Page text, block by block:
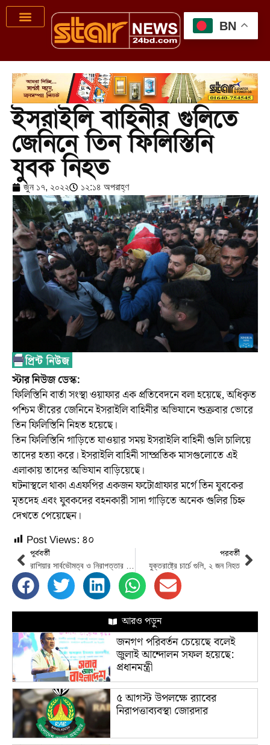
ইসরাইলি বাহিনীর গুলিতে
জেনিনে তিন ফিলিস্তিনি
যুবক নিহত
জুন ১৭, ২০২২ ১২:১৪ অপরাহ্ণ
স্টার নিউজ ডেস্ক:
ফিলিস্তিনি বার্তা সংস্থা ওয়াফার এক প্রতিবেদনে বলা হয়েছে, অধিকৃত
পশ্চিম তীরের জেনিনে ইসরাইলি বাহিনীর অভিযানে শুক্রবার ভোরে
তিন ফিলিস্তিনি নিহত হয়েছে।
তিন ফিলিস্তিনি গাড়িতে যাওয়ার সময় ইসরাইলি বাহিনী গুলি চালিয়ে
তাদের হত্যা করে। ইসরাইলি বাহিনী সাম্প্রতিক মাসগুলোতে এই
এলাকায় তাদের অভিযান বাড়িয়েছে।
ঘটনাস্থলে থাকা এএফপির একজন ফটোগ্রাফার মর্গে তিন যুবকের
মৃতদেহ এবং যুবকদের বহনকারী সাদা গাড়িতে অনেক গুলির চিহ্ন
দেখতে পেয়েছেন।
Post Views: ৪০
পূর্ববর্তী পরবর্তী
যুক্তরাষ্ট্রে চার্চে গুলি, ২ জন নিহত
আরও পড়ুন
জনগণ পরিবর্তন চেয়েছে বলেই
জুলাই আন্দোলন সফল হয়েছে:
প্রধানমন্ত্রী
৫ আগস্ট উপলক্ষে র‌্যাবের
নিরাপত্তাব্যবস্থা জোরদার
BN